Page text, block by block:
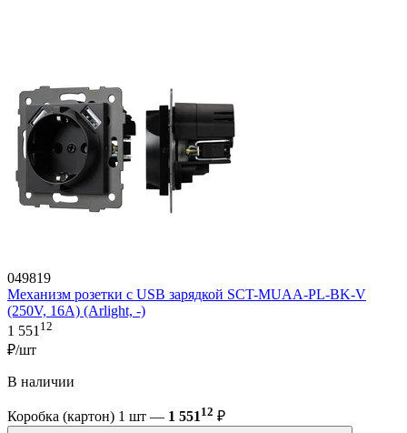
049819
Механизм розетки с USB зарядкой SCT-MUAA-PL-BK-V
(250V, 16A) (Arlight, -)
1 551 12
₽/шт
В наличии
Коробка (картон) 1 шт — 1 55112 ₽